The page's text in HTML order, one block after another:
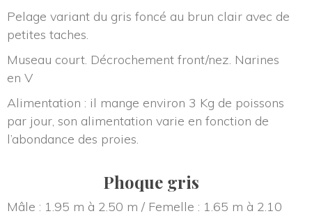
Pelage variant du gris foncé au brun clair avec de
petites taches.
Museau court. Décrochement front/nez. Narines
en V
Alimentation : il mange environ 3 Kg de poissons
par jour, son alimentation varie en fonction de
l’abondance des proies.
Phoque gri
Mâle : 1.95 m à 2.50 m / Femelle : 1.65 m à 2.10